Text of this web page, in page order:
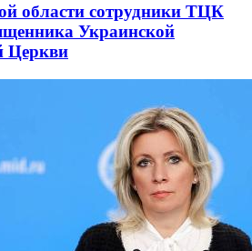
области сотрудники ТЦК
Украинской
Церкви